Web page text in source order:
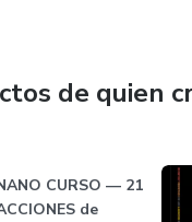
de quien
CURSO — 21
de